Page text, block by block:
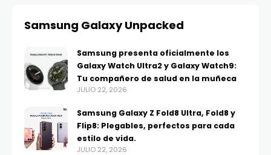
Samsung Galaxy Unpacked
Samsung presenta oficialmente los
Galaxy Watch Ultra2 y Galaxy Watch9:
Tu compañero de salud en la muñeca
JULIO 22, 2026
Samsung Galaxy Z Fold8 Ultra, Fold8 y
Flip8: Plegables, perfectos para cada
estilo de vida.
JULIO 22, 2026